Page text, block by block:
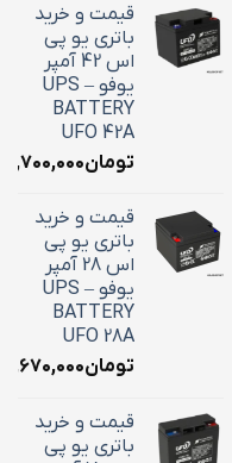
قیمت و خرید
باتری یو پی
اس 42 آمپر
یوفو – UPS
BATTERY
UFO 42A
تومان
قیمت و خرید
باتری یو پی
اس 28 آمپر
یوفو – UPS
BATTERY
UFO 28A
تومان۱۰,۶۷۰,۰۰۰
قیمت و خرید
باتری یو پی